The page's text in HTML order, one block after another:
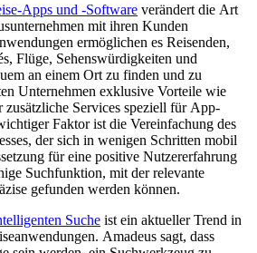
Apps und -Software verändert die Art
mit ihren Kunden
ermöglichen es Reisenden,
Flüge, Sehenswürdigkeiten und
an einem Ort zu finden und zu
Unternehmen exklusive Vorteile wie
zusätzliche Services speziell für App-
Faktor ist die Vereinfachung des
der sich in wenigen Schritten mobil
für eine positive Nutzererfahrung
Suchfunktion, mit der relevante
gefunden werden können.
Suche ist ein aktueller Trend in
Amadeus sagt, dass